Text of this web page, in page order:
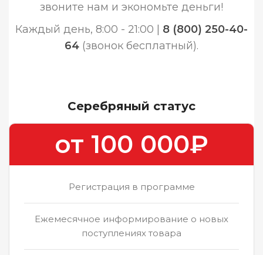
звоните нам и экономьте деньги!
Каждый день, 8:00 - 21:00 | 8 (800) 250-40-
64 (звонок бесплатный).
Серебряный статус
от 100 000₽
Регистрация в программе
Ежемесячное информирование о новых
поступлениях товара